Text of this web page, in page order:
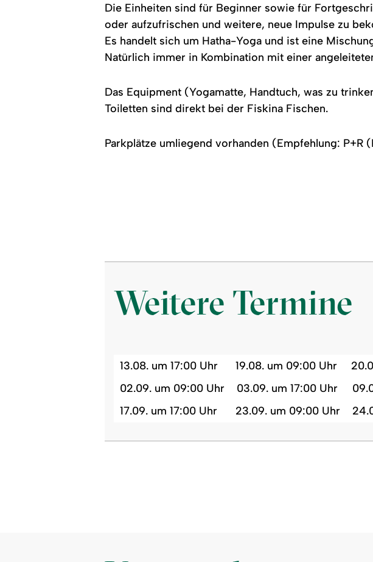
Die Einheiten sind für Beginner sowie für
oder aufzufrischen und weitere, neue Impulse zu
Es handelt sich um Hatha-Yoga und ist eine
Natürlich immer in Kombination mit einer
Das Equipment (Yogamatte, Handtuch, was zu
Toiletten sind direkt bei der Fiskina Fischen.
Parkplätze umliegend vorhanden (Empfehlung:
Weitere Termine
13.08. um 17:00 Uhr 19.08. um 09:00 Uhr
02.09. um 09:00 Uhr
03.09. um 17:00 Uhr
17.09. um 17:00 Uhr
23.09. um 09:00 Uhr